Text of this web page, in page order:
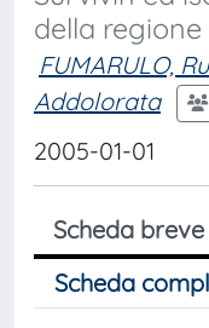
della
FUMARULO,
Addolorata
2005-01-01
Scheda breve
Scheda